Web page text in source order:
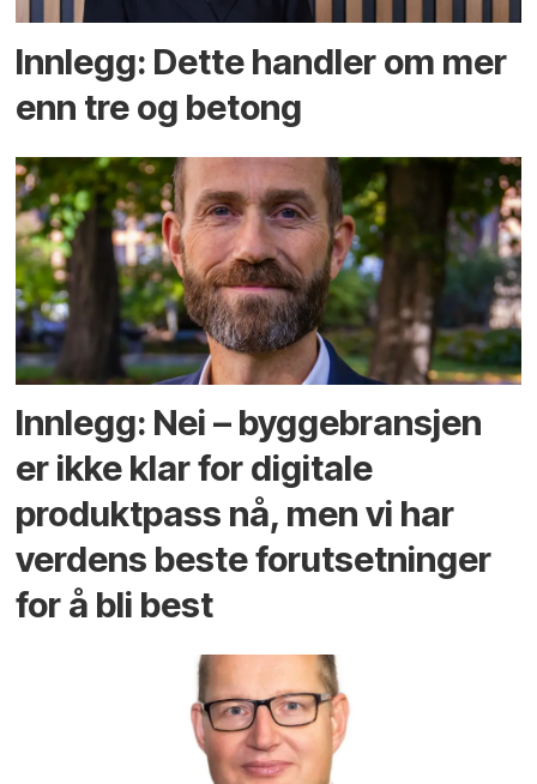
Innlegg: Dette handler om mer
enn tre og betong
Innlegg: Nei – byggebransjen
er ikke klar for digitale
produktpass nå, men vi har
verdens beste forutsetninger
for å bli best